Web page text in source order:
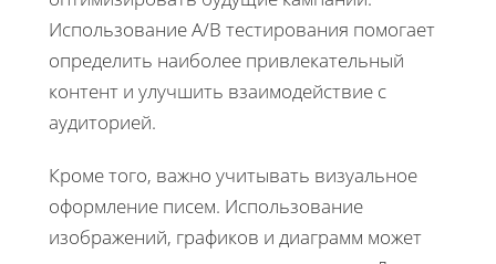
Использование А/B тестирования помогает
определить наиболее привлекательный
контент и улучшить взаимодействие с
аудиторией.
Кроме того, важно учитывать визуальное
оформление писем. Использование
изображений, графиков и диаграмм может